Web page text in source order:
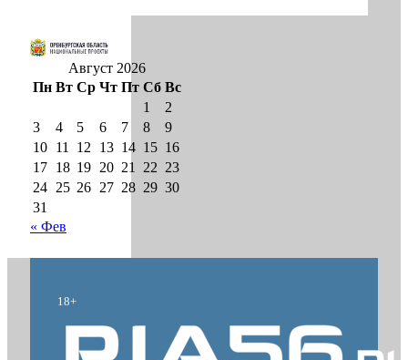
Август 2026
Пн Вт Ср Чт Пт Сб Вс
1
2
3
4 5 6 7 8
9
10 11 12 13 14 15 16
17 18 19 20 21 22 23
24 25 26 27 28 29 30
31
« Фев
18+